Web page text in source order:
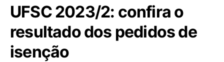
UFSC 2023/2: confira o
resultado dos pedidos de
isenção